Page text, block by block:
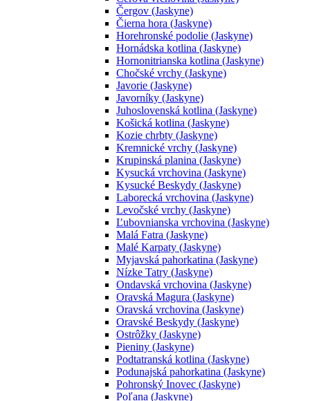
Čergov (Jaskyne)
Čierna hora (Jaskyne)
Horehronské podolie (Jaskyne)
Hornádska kotlina (Jaskyne)
Hornonitrianska kotlina (Jaskyne)
Chočské vrchy (Jaskyne)
Javorie (Jaskyne)
Javorníky (Jaskyne)
Juhoslovenská kotlina (Jaskyne)
Košická kotlina (Jaskyne)
Kozie chrbty (Jaskyne)
Kremnické vrchy (Jaskyne)
Krupinská planina (Jaskyne)
Kysucká vrchovina (Jaskyne)
Kysucké Beskydy (Jaskyne)
Laborecká vrchovina (Jaskyne)
Levočské vrchy (Jaskyne)
Ľubovnianska vrchovina (Jaskyne)
Malá Fatra (Jaskyne)
Malé Karpaty (Jaskyne)
Myjavská pahorkatina (Jaskyne)
Nízke Tatry (Jaskyne)
Ondavská vrchovina (Jaskyne)
Oravská Magura (Jaskyne)
Oravská vrchovina (Jaskyne)
Oravské Beskydy (Jaskyne)
Ostrôžky (Jaskyne)
Pieniny (Jaskyne)
Podtatranská kotlina (Jaskyne)
Podunajská pahorkatina (Jaskyne)
Pohronský Inovec (Jaskyne)
Poľana (Jaskyne)